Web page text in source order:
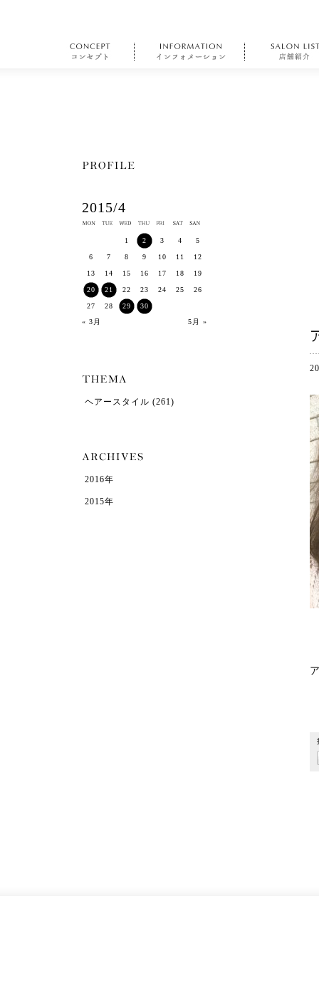
2015/4
« 3月 5月 »
1 2 3 4 5
6 7 8 9 10 11 12
13 14 15 16 17 18 19
20 21 22 23 24 25 26
27 28 29 30
ヘアースタイル (261)
2016年
2015年